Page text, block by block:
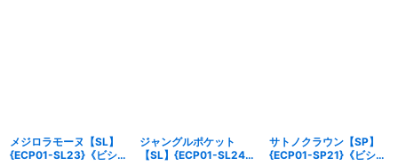
メジロラモーヌ【SL】
{ECP01-SL23}《ビショ
ジャングルポケット
【SL】{ECP01-SL24}
サトノクラウン【SP】
{ECP01-SP21}《ビショ